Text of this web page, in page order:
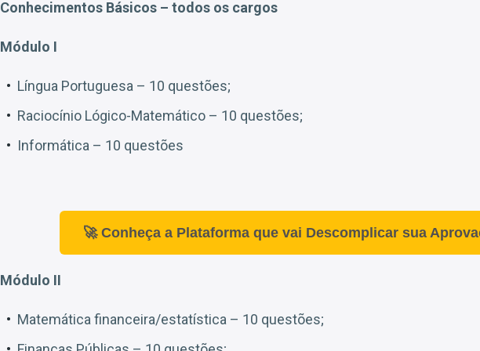
Conhecimentos Básicos – todos os cargos
Módulo I
Língua Portuguesa – 10 questões;
Raciocínio Lógico-Matemático – 10 questões;
Informática – 10 questões
🚀 Conheça a Plataforma que vai Descomplicar sua
Módulo II
Matemática financeira/estatística – 10 questões;